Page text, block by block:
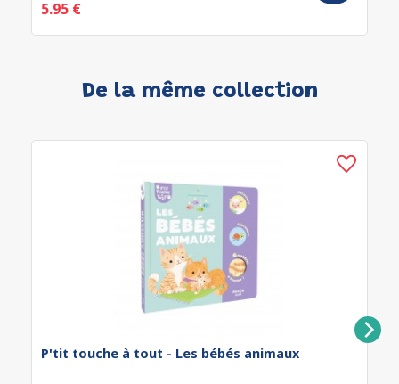
5.95 €
De la même collection
P'tit touche à tout - Les bébés animaux